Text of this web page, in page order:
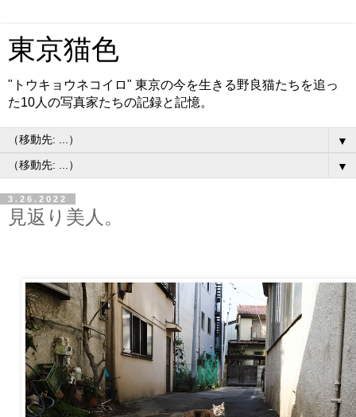
東京猫色
"トウキョウネコイロ" 東京の今を生きる野良猫たちを追っ
た10人の写真家たちの記録と記憶。
▼
▼
3.26.2022
見返り美人。